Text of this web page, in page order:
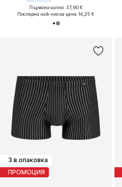
Първоначално: 37,90 €
Последна най-ниска цена:14,25 €
3 в опаковка
ПРОМОЦИЯ